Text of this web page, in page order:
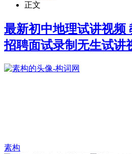
正文
最新初中地理试讲视频
招聘面试录制无生试讲
素构